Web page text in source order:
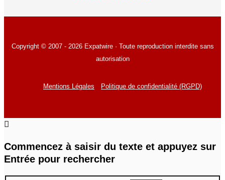
Copyright © 2007 - 2026 Expatwire · Toute reproduction interdite sans
autorisation
Mentions Légales Politique de confidentialité (RGPD)
Commencez à saisir du texte et appuyez sur
Entrée pour rechercher